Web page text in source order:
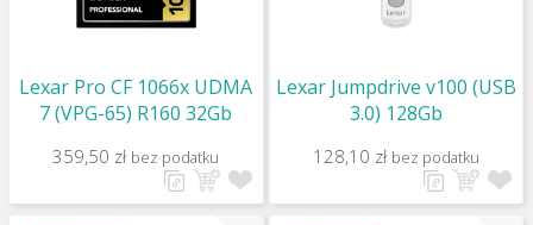
Lexar Pro CF 1066x UDMA
7 (VPG-65) R160 32Gb
359,50 zł bez podatku
Lexar Jumpdrive v100 (USB
3.0) 128Gb
128,10 zł bez podatku